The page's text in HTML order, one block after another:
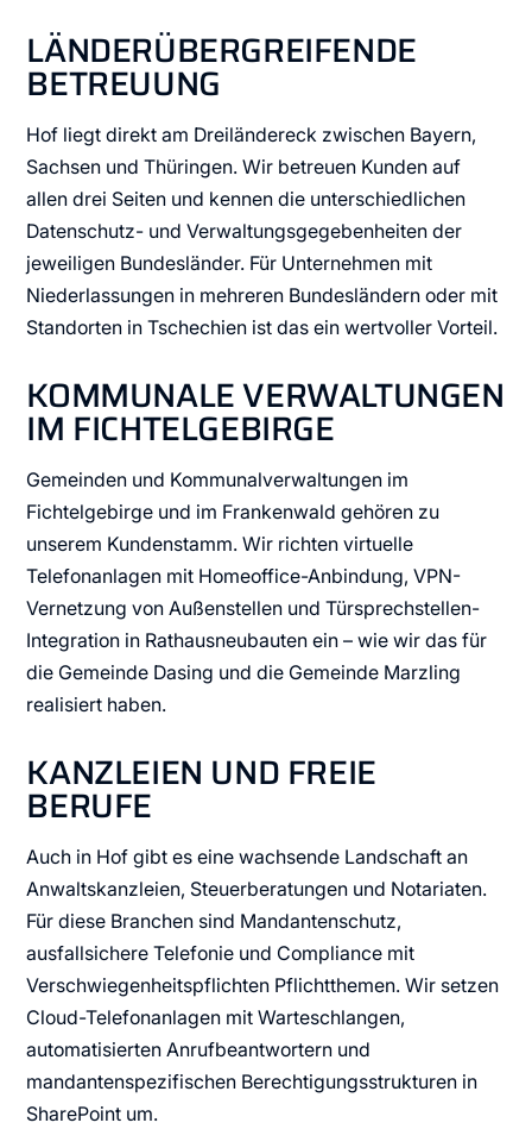
LÄNDERÜBERGREIFENDE
BETREUUNG
Hof liegt direkt am Dreiländereck zwischen Bayern,
Sachsen und Thüringen. Wir betreuen Kunden auf
allen drei Seiten und kennen die unterschiedlichen
Datenschutz- und Verwaltungsgegebenheiten der
jeweiligen Bundesländer. Für Unternehmen mit
Niederlassungen in mehreren Bundesländern oder mit
Standorten in Tschechien ist das ein wertvoller Vorteil.
KOMMUNALE VERWALTUNGEN
IM FICHTELGEBIRGE
Gemeinden und Kommunalverwaltungen im
Fichtelgebirge und im Frankenwald gehören zu
unserem Kundenstamm. Wir richten virtuelle
Telefonanlagen mit Homeoffice-Anbindung, VPN-
Vernetzung von Außenstellen und Türsprechstellen-
Integration in Rathausneubauten ein – wie wir das für
die Gemeinde Dasing und die Gemeinde Marzling
realisiert haben.
KANZLEIEN UND FREIE
BERUFE
Auch in Hof gibt es eine wachsende Landschaft an
Anwaltskanzleien, Steuerberatungen und Notariaten.
Für diese Branchen sind Mandantenschutz,
ausfallsichere Telefonie und Compliance mit
Verschwiegenheitspflichten Pflichtthemen. Wir setzen
Cloud-Telefonanlagen mit Warteschlangen,
automatisierten Anrufbeantwortern und
mandantenspezifischen Berechtigungsstrukturen in
SharePoint um.